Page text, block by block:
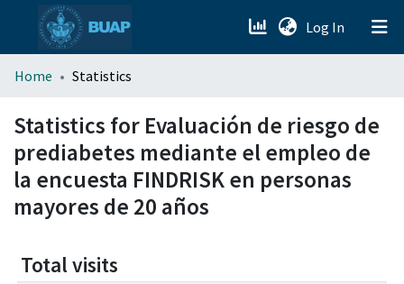
Log In (current)
menu.section.about_menu
All of DSpace
Home Statistics
Statistics for Evaluación de riesgo de
prediabetes mediante el empleo de
la encuesta FINDRISK en personas
mayores de 20 años
Total visits